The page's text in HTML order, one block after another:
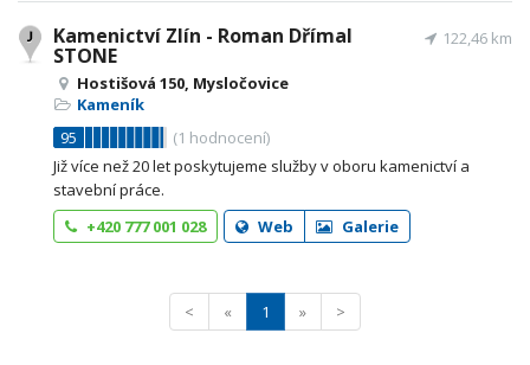
Kamenictví Zlín - Roman Dřímal
STONE
Hostišová 150, Mysločovice
Kameník
95
(1 hodnocení)
122,46 km
Již více než 20 let poskytujeme služby v oboru kamenictví a
stavební práce.
+420 777 001 028
Web Galerie
< « 1 » >